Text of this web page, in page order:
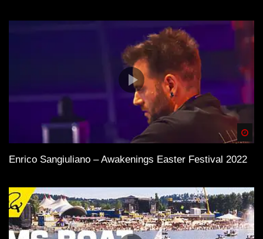
Enrico Sangiuliano – Awakenings Easter Festival 2022